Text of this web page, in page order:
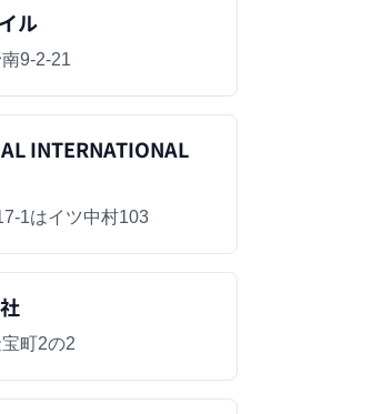
ル
9-2-21
INTERNATIONAL
1はイツ中村103
町2の2